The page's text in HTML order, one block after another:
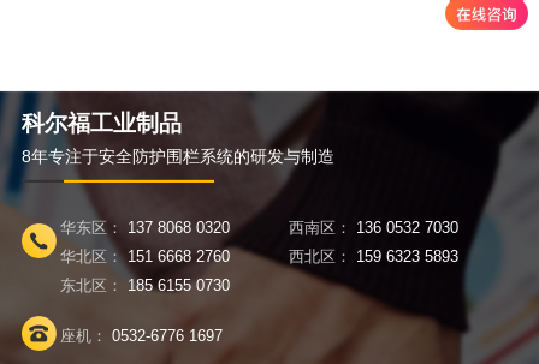
科尔福工业制品
8年专注于安全防护围栏系统的研发与制造
华东区： 137 8068 0320 西南区： 136 0532 7030
华北区： 151 6668 2760 西北区： 159 6323 5893
东北区： 185 6155 0730
座机： 0532-6776 1697